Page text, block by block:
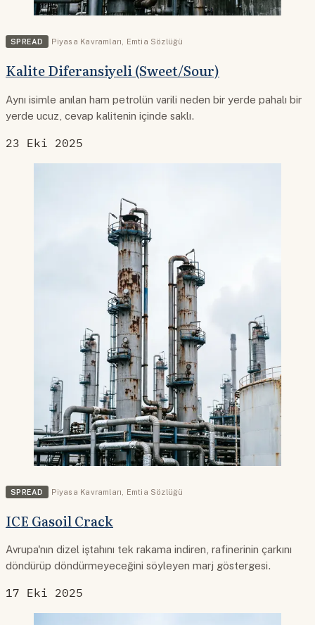
SPREAD Piyasa Kavramları, Emtia Sözlüğü
Kalite Diferansiyeli (Sweet/Sour)
Aynı isimle anılan ham petrolün varili neden bir yerde pahalı bir
yerde ucuz, cevap kalitenin içinde saklı.
23 Eki 2025
SPREAD Piyasa Kavramları Emtia Sözlüğü
ICE Gasoil Crack
Avrupa'nın dizel iştahını tek rakama indiren, rafinerinin çarkını
döndürüp döndürmeyeceğini söyleyen marj göstergesi.
17 Eki 2025